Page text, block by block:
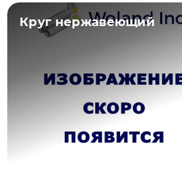
Круг нержавеющий